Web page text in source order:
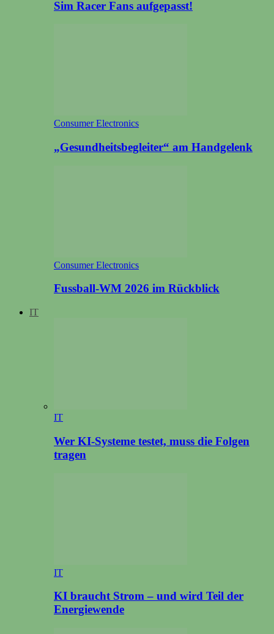
Sim Racer Fans aufgepasst!
Consumer Electronics
„Gesundheitsbegleiter“ am Handgelenk
Consumer Electronics
Fussball-WM 2026 im Rückblick
IT
IT
Wer KI-Systeme testet, muss die Folgen
tragen
IT
KI braucht Strom – und wird Teil der
Energiewende